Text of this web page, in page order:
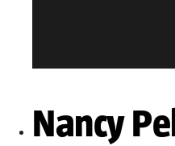
Nancy